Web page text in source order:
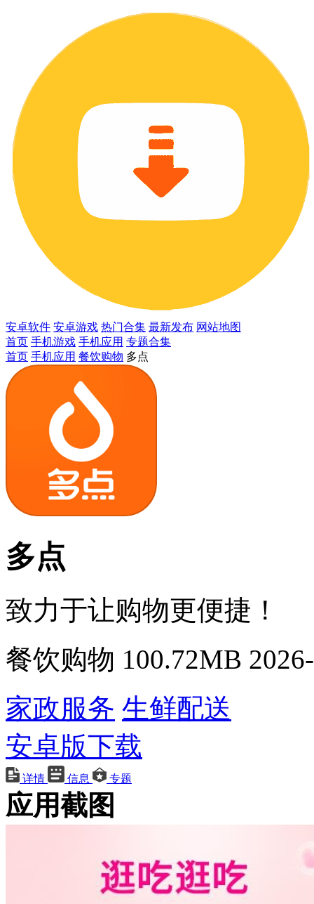
安卓软件 安卓游戏 热门合集 最新发布 网站地图
首页 手机游戏 手机应用 专题合集
首页 手机应用 餐饮购物 多点
多点
致力于让购物更便捷！
餐饮购物 100.72MB
家政服务 生鲜配送
安卓版下载
详情 信息 专题
应用截图